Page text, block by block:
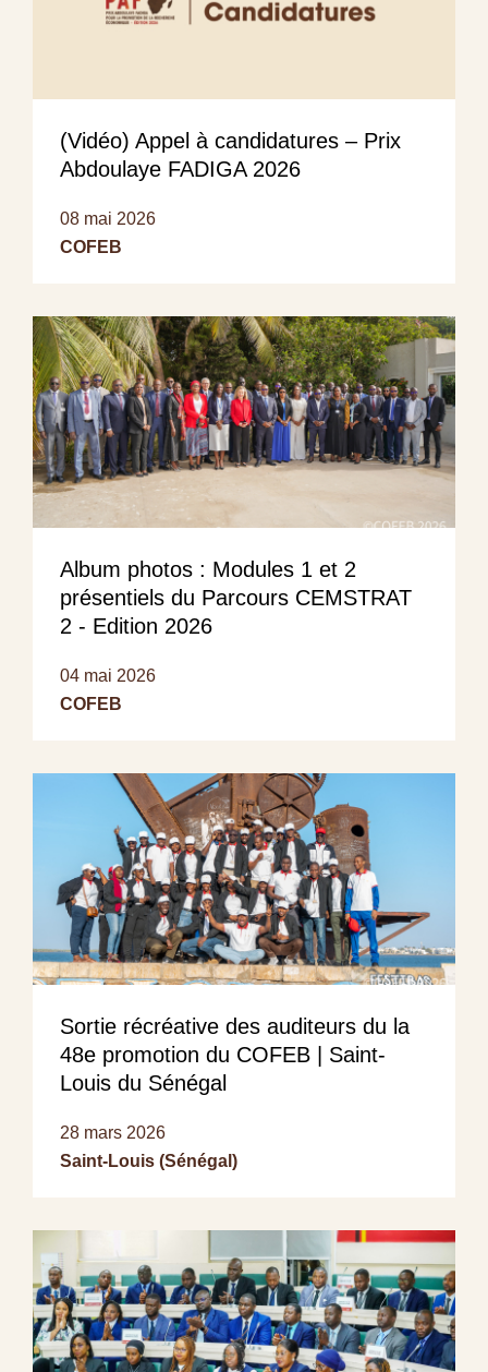
(Vidéo) Appel à candidatures – Prix
Abdoulaye FADIGA 2026
08 mai 2026
COFEB
Album photos : Modules 1 et 2
présentiels du Parcours CEMSTRAT
2 - Edition 2026
04 mai 2026
COFEB
Sortie récréative des auditeurs du la
48e promotion du COFEB | Saint-
Louis du Sénégal
28 mars 2026
Saint-Louis (Sénégal)